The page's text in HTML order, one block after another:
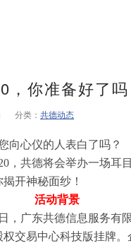
，你准备好了吗
分类： 共德动态
心仪的人表白了吗？
共德将会举办一场耳目
开神秘面纱！
活动背景
广东共德信息服务有
权交易中心科技版挂牌